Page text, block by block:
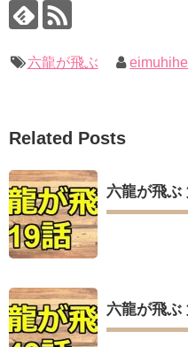
六龍が飛ぶ
Related Posts
六龍が飛ぶ
六龍が飛ぶ